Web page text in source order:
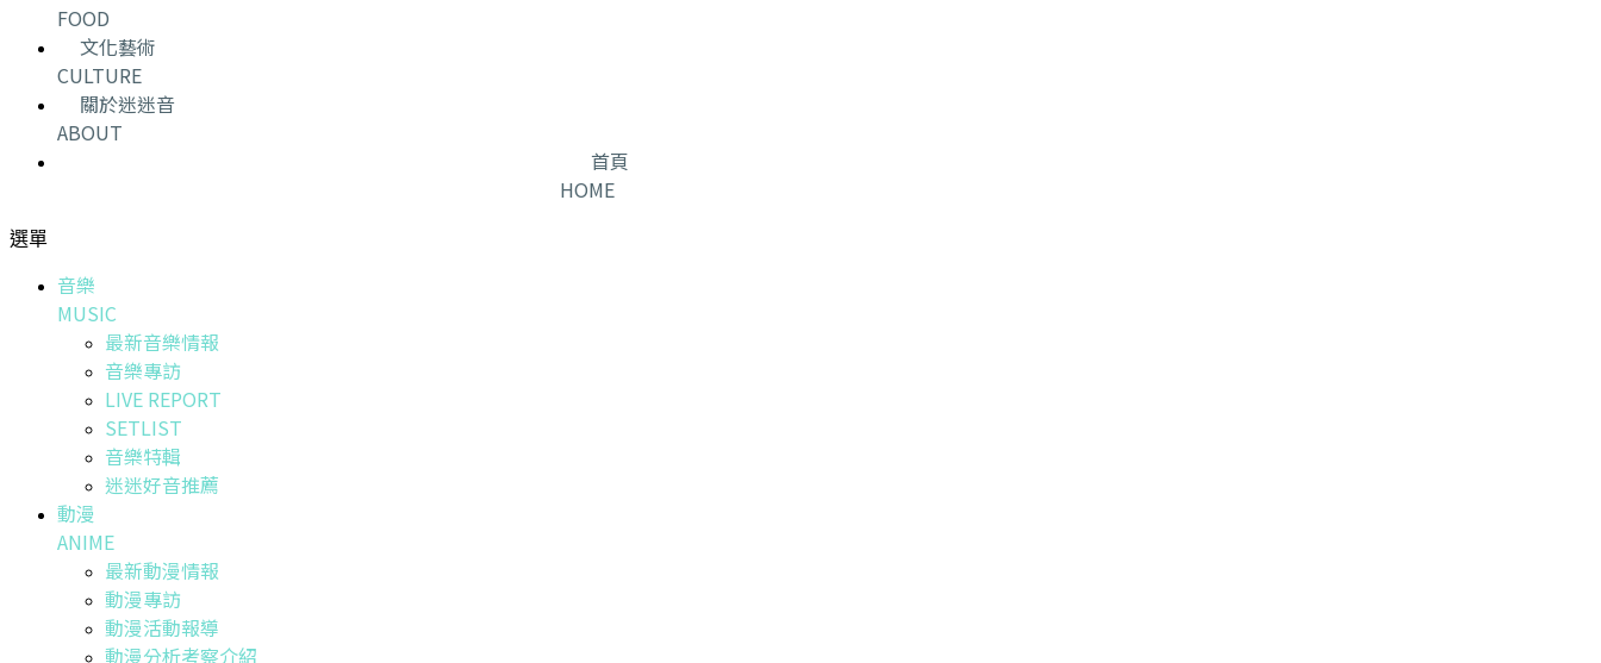
FOOD
文化藝術
CULTURE
關於迷迷音
ABOUT
首頁
HOME
選單
音樂
MUSIC
最新音樂情報
音樂專訪
LIVE REPORT
SETLIST
音樂特輯
迷迷好音推薦
動漫
ANIME
最新動漫情報
動漫專訪
動漫活動報導
動漫分析考察介紹